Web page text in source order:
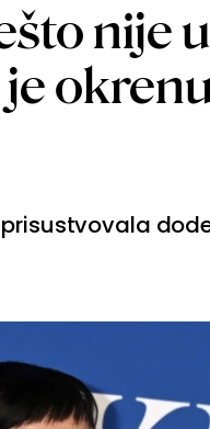
nije